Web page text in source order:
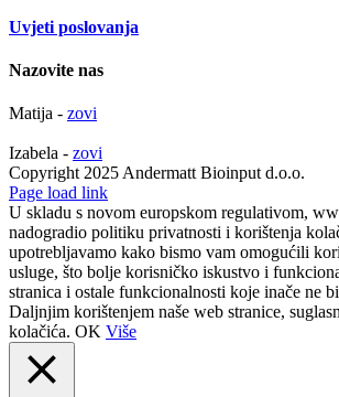
Uvjeti poslovanja
Nazovite nas
Matija - zovi
Izabela - zovi
Copyright 2025 Andermatt Bioinput d.o.o.
Facebook
Page load link
U skladu s novom europskom regulativom,
nadogradio politiku privatnosti i korištenja
upotrebljavamo kako bismo vam omogućili
usluge, što bolje korisničko iskustvo i
stranica i ostale funkcionalnosti koje inače ne
Daljnjim korištenjem naše web stranice,
kolačića. OK Više